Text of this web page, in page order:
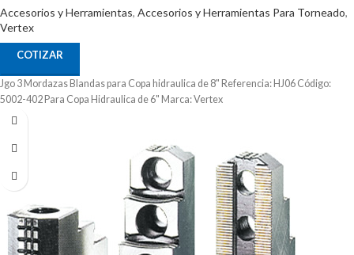
Accesorios y Herramientas, Accesorios y Herramientas Para Torneado,
Vertex
COTIZAR
Jgo 3 Mordazas Blandas para Copa hidraulica de 8" Referencia: HJ06 Código:
5002-402 Para Copa Hidraulica de 6" Marca: Vertex